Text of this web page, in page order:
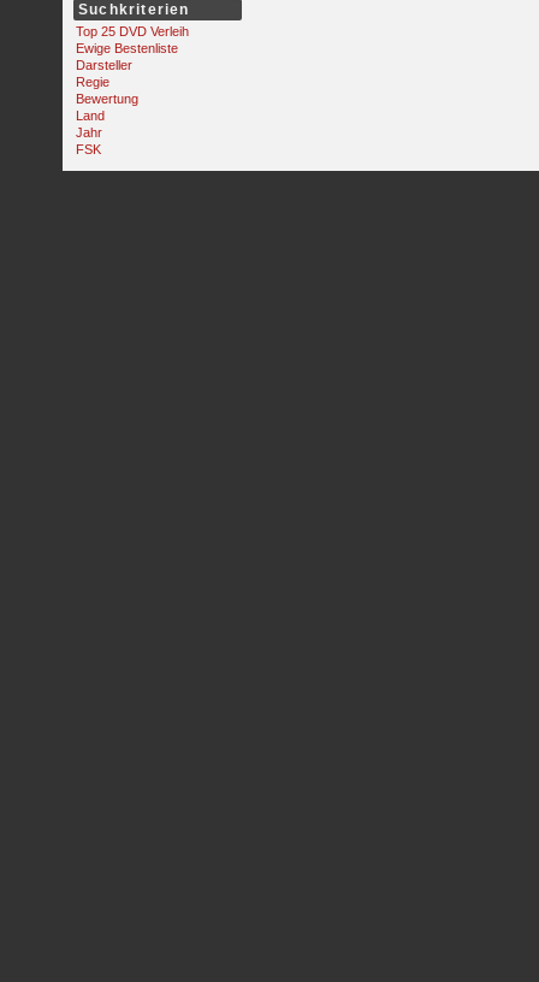
Suchkriterien
Top 25 DVD Verleih
Ewige Bestenliste
Darsteller
Regie
Bewertung
Land
Jahr
FSK